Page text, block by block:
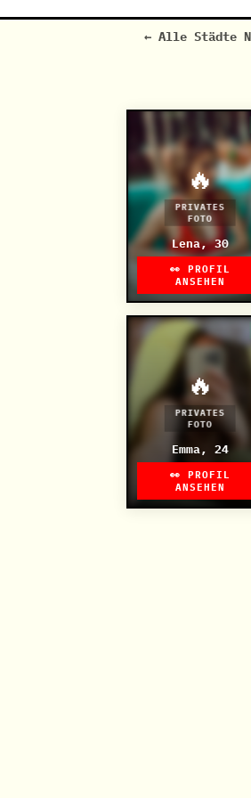
← Alle Städte
🔥
PRIVATES
FOTO
Lena, 30
👀 PROFIL
ANSEHEN
🔥
PRIVATES
FOTO
Emma, 24
👀 PROFIL
ANSEHEN